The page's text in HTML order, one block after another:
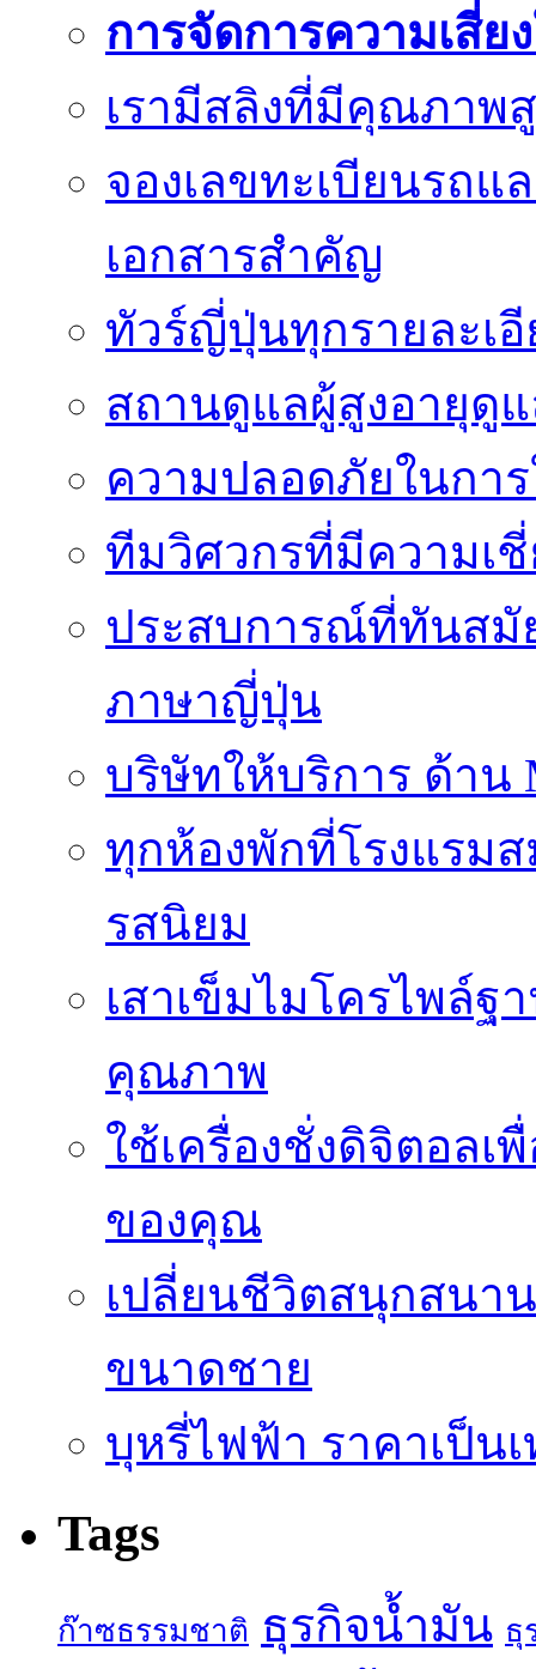
การจัดการความเสี่
เรามีสลิงที่มีคุณภาพ
จองเลขทะเบียนรถแ
เอกสารสำคัญ
ทัวร์ญี่ปุ่นทุกรายละเ
สถานดูแลผู้สูงอายุดู
ความปลอดภัยในกา
ทีมวิศวกรที่มีความเ
ประสบการณ์ที่ทันสมั
ภาษาญี่ปุ่น
บริษัทให้บริการ ด้าน
ทุกห้องพักที่โรงแรม
รสนิยม
เสาเข็มไมโครไพล์ฐ
คุณภาพ
ใช้เครื่องชั่งดิจิตอล
ของคุณ
เปลี่ยนชีวิตสนุกสนา
ขนาดชาย
บุหรี่ไฟฟ้า ราคาเป็น
Tags
ก๊าซธรรมชาติ ธุรกิจน้ำมัน ธุ